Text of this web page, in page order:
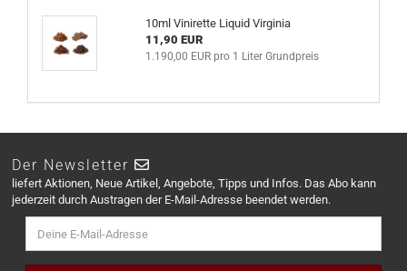
10ml Vinirette Liquid Virginia
11,90 EUR
1.190,00 EUR pro 1 Liter Grundpreis
Der Newsletter
liefert Aktionen, Neue Artikel, Angebote, Tipps und Infos. Das Abo kann
jederzeit durch Austragen der E-Mail-Adresse beendet werden.